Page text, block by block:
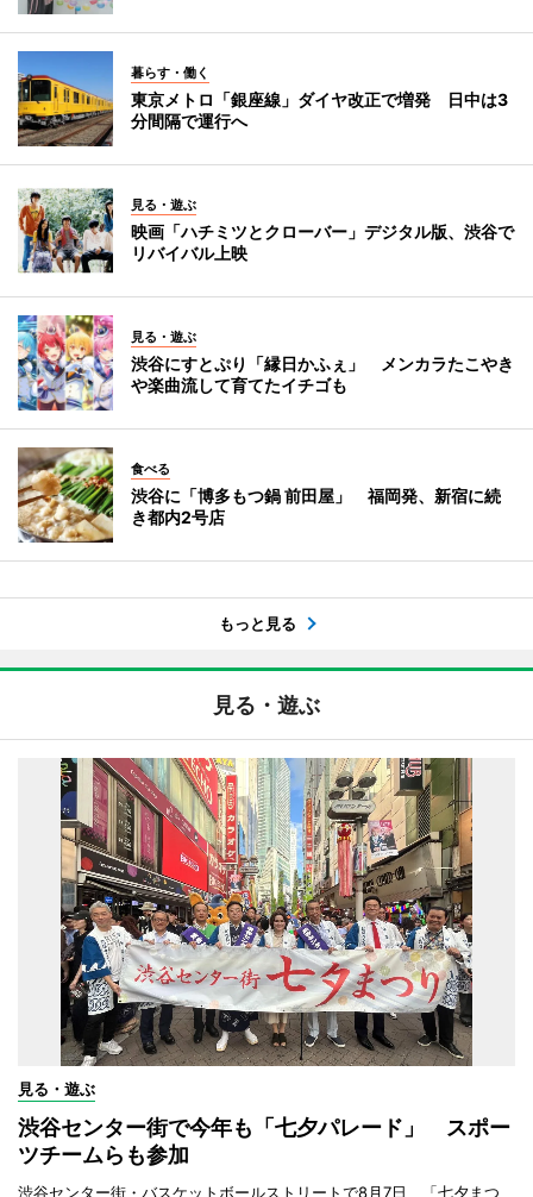
暮らす・働く
東京メトロ「銀座線」ダイヤ改正で増発 日中は3
分間隔で運行へ
見る・遊ぶ
映画「ハチミツとクローバー」デジタル版、渋谷で
リバイバル上映
見る・遊ぶ
渋谷にすとぷり「縁日かふぇ」 メンカラたこやき
や楽曲流して育てたイチゴも
食べる
渋谷に「博多もつ鍋 前田屋」 福岡発、新宿に続
き都内2号店
もっと見る
見る・遊ぶ
見る・遊ぶ
渋谷センター街で今年も「七夕パレード」 スポー
ツチームらも参加
渋谷センター街・バスケットボールストリートで8月7日、「七夕まつ